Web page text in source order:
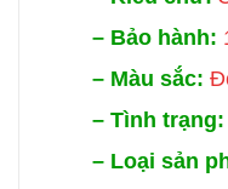
– Bảo hành:
– Màu sắc:
– Tình trạng:
– Loại sản